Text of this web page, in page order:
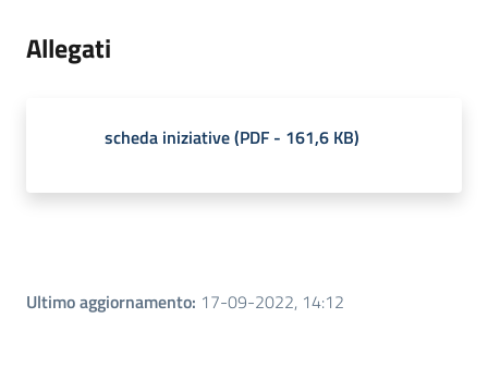
Allegati
scheda iniziative(PDF - 161,6 KB)
Ultimo aggiornamento: 17-09-2022, 14:12